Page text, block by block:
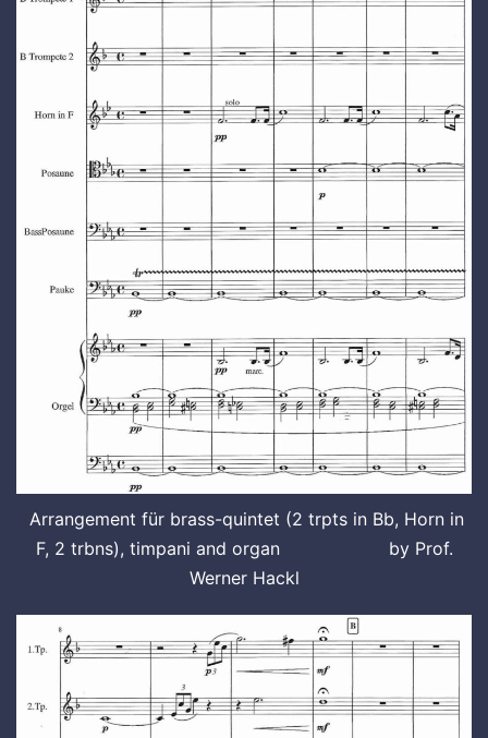
Arrangement für brass-quintet (2 trpts in Bb, Horn in
F, 2 trbns), timpani and organ by Prof.
Werner Hackl